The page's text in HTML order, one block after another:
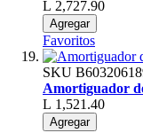
L 2,727.90
Agregar
Favoritos
SKU
Amortiguador
L 1,521.40
Agregar